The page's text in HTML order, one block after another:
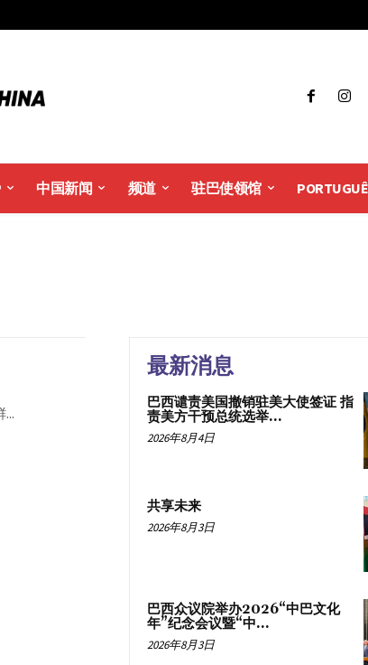
中国新闻 频道 驻巴使领馆
最新消息
巴西谴责美国撤销驻美大使签证 指
责美方干预总统选举...
2026年8月4日
共享未来
2026年8月3日
巴西众议院举办2026“中巴文化
年”纪念会议暨“中...
2026年8月3日